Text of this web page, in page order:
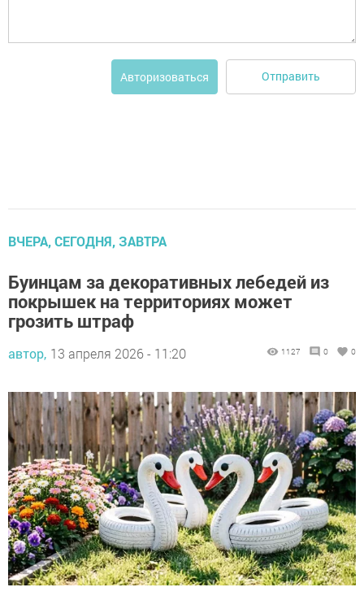
Авторизоваться Отправить
ВЧЕРА, СЕГОДНЯ, ЗАВТРА
Буинцам за декоративных лебедей из
покрышек на территориях может
грозить штраф
автор, 13 апреля 2026 - 11:20 1127 0 0